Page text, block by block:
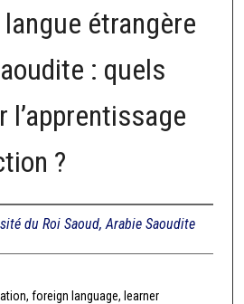
étrangère
: quels
l’apprentissage
?
du Roi Saoud, Arabie Saoudite
foreign language, learner